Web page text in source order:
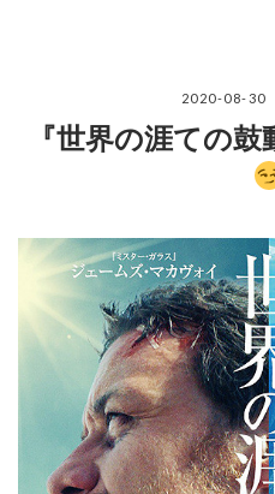
2020-08-30
『世界の涯ての